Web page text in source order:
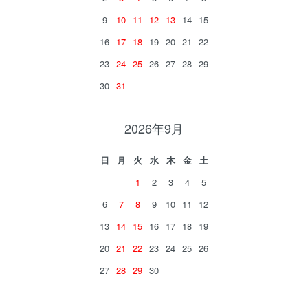
9
10 11 12 13 14 15
16 17 18 19 20 21
22
23 24 25 26 27 28 29
30 31
2026年9月
日 月 火 水 木 金
土
1
2 3 4
5
6
7 8 9 10 11
12
13 14 15 16 17 18 19
20 21 22 23 24 25 26
27 28 29 30